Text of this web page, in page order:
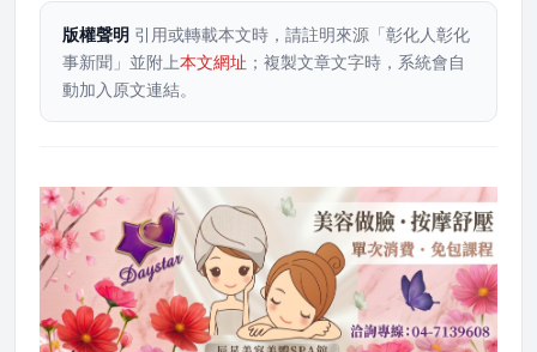
版權聲明 引用或轉載本文時，請註明來源「彰化人彰化
事新聞」並附上本文網址 ；複製文章文字時，系統會自
動加入原文連結。